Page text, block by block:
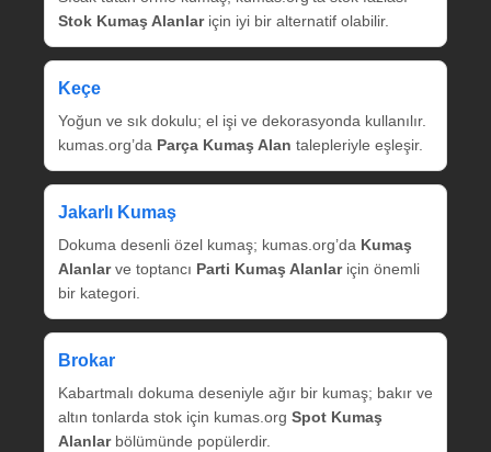
Stok Kumaş Alanlariçin iyi bir alternatif olabilir.
Keçe
Yoğun ve sık dokulu; el işi ve dekorasyonda kullanılır.
kumas.org’da Parça Kumaş Alan talepleriyle eşleşir.
Jakarlı Kumaş
Dokuma desenli özel kumaş; kumas.org’da Kumaş
Alanlarve toptancı Parti Kumaş Alanlariçin önemli
bir kategori.
Brokar
Kabartmalı dokuma deseniyle ağır bir kumaş; bakır ve
altın tonlarda stok için kumas.org Spot Kumaş
Alanlarbölümünde popülerdir.